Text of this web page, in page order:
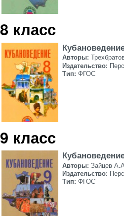
8 класс
Авторы:
Издательство:
Тип: ФГОС
9 класс
Авторы: Зайцев
Издательство:
Тип: ФГОС